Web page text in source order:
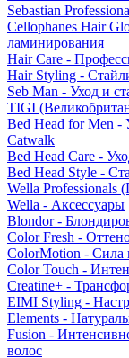
Sebastian
Cellophanes Hair
ламинирования
Hair Care -
Hair Styling -
Seb Man - Уход и
TIGI
Bed Head for Men -
Catwalk
Bed Head Care -
Bed Head Style -
Wella Professionals
Wella - Аксессуары
Blondor -
Color Fresh -
ColorMotion - Сила
Color Touch -
Creatine+ -
EIMI Styling -
Elements -
Fusion -
волос